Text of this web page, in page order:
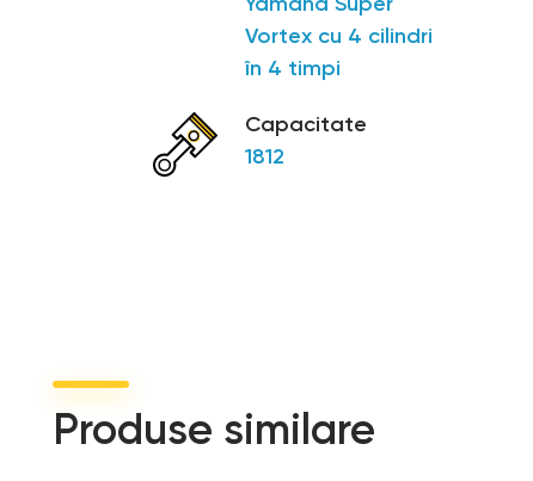
Vortex cu 4 cilindri
în 4 timpi
Capacitate
1812
Produse similare